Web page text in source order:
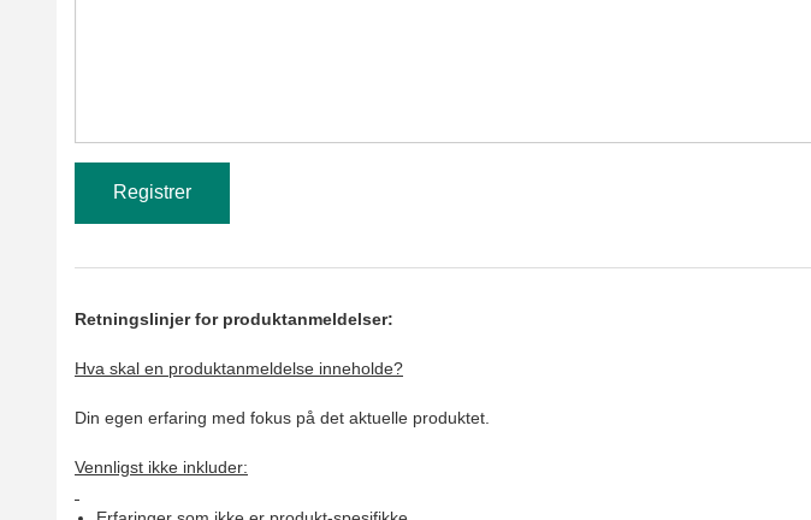
Retningslinjer for produktanmeldelser:
Hva skal en produktanmeldelse inneholde?
Din egen erfaring med fokus på det aktuelle produktet.
Vennligst ikke inkluder: